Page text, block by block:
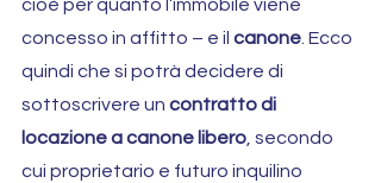
cioè per quanto l’immobile viene
concesso in affitto – e il canone . Ecco
quindi che si potrà decidere di
sottoscrivere un contratto di
locazione a canone libero , secondo
cui proprietario e futuro inquilino